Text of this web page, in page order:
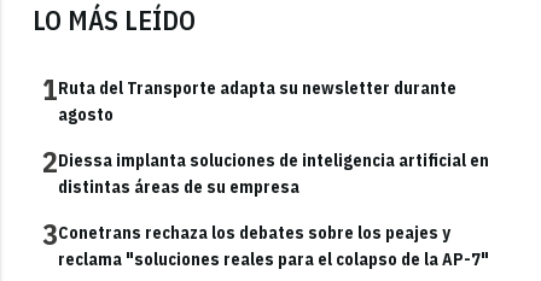
LO MÁS LEÍDO
1Ruta del Transporte adapta su newsletter durante
agosto
2Diessa implanta soluciones de inteligencia artificial en
distintas áreas de su empresa
3Conetrans rechaza los debates sobre los peajes y
reclama "soluciones reales para el colapso de la AP-7"